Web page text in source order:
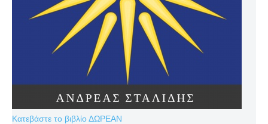
Κατεβάστε το βιβλίο ΔΩΡΕΑΝ